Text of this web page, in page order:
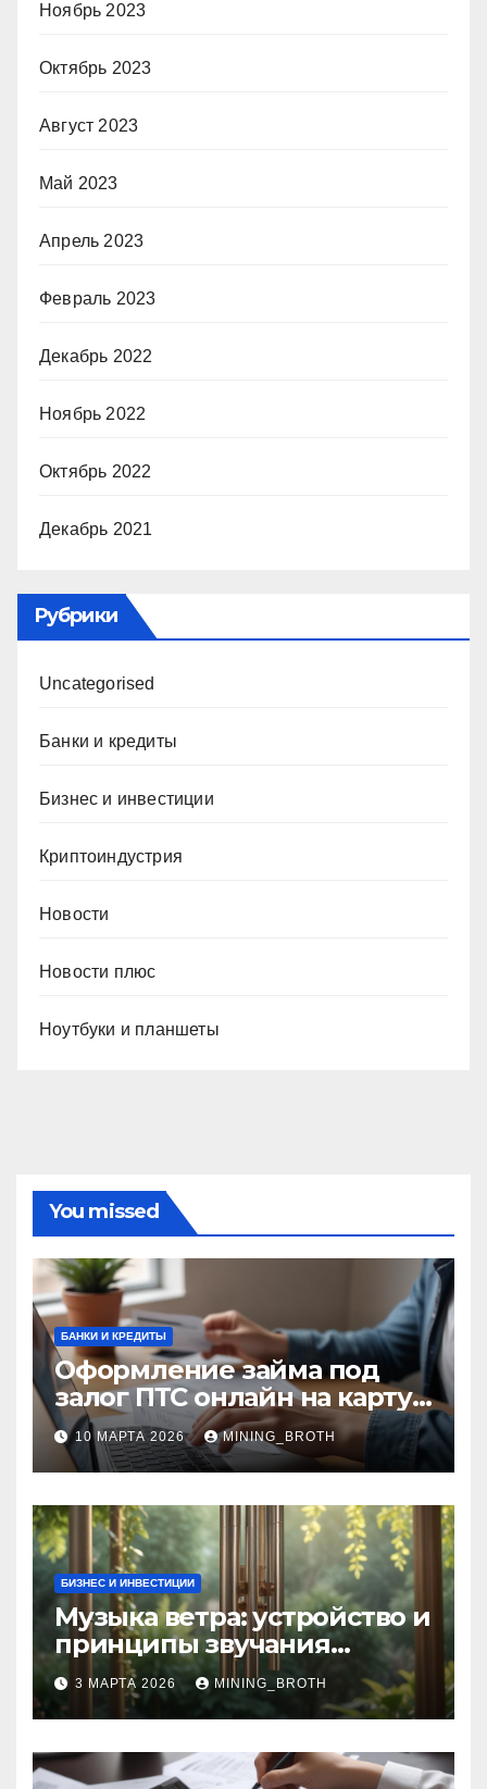
Ноябрь 2023
Октябрь 2023
Август 2023
Май 2023
Апрель 2023
Февраль 2023
Декабрь 2022
Ноябрь 2022
Октябрь 2022
Декабрь 2021
Рубрики
Uncategorised
Банки и кредиты
Бизнес и инвестиции
Криптоиндустрия
Новости
Новости плюс
Ноутбуки и планшеты
You missed
БАНКИ И КРЕДИТЫ
Оформление займа под
залог ПТС онлайн на карту
без визита в офис: порядок,
требования и документы
10 МАРТА 2026 MINING_BROTH
БИЗНЕС И ИНВЕСТИЦИИ
Музыка ветра: устройство и
принципы звучания
колокольчиков
3 МАРТА 2026 MINING_BROTH